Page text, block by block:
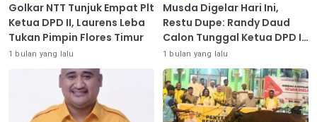
Golkar NTT Tunjuk Empat Plt
Ketua DPD II, Laurens Leba
Tukan Pimpin Flores Timur
1 bulan yang lalu
Musda Digelar Hari Ini,
Restu Dupe: Randy Daud
Calon Tunggal Ketua DPD II
Golkar Kota Kupang
1 bulan yang lalu